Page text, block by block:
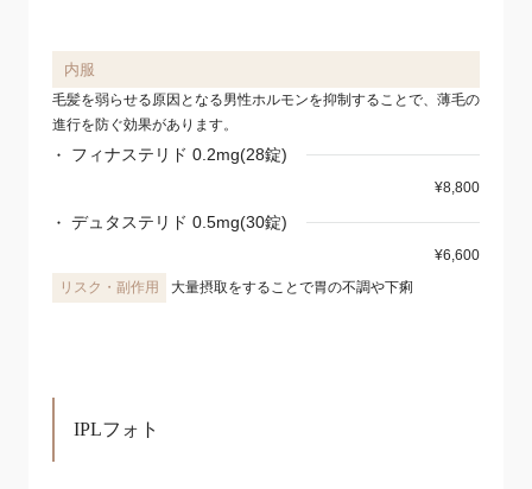
内服
毛髪を弱らせる原因となる男性ホルモンを抑制することで、薄毛の
進行を防ぐ効果があります。
フィナステリド 0.2mg(28錠)
¥8,800
デュタステリド 0.5mg(30錠)
¥6,600
大量摂取をすることで胃の不調や下痢
IPLフォト